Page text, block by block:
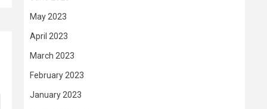
May 2023
April 2023
March 2023
February 2023
January 2023